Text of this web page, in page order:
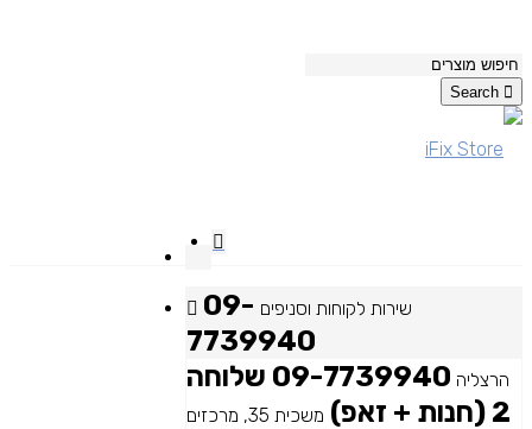
Search
שירות לקוחות וסניפים 09-
7739940
הרצליה
09-7739940 שלוחה
2 (חנות + זאפ)
משכית 35, מרכזים